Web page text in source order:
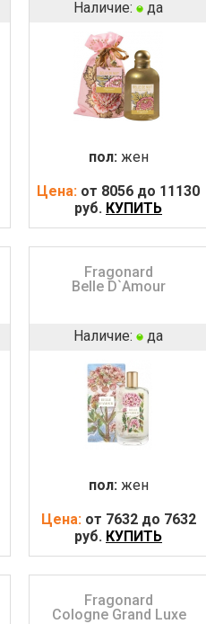
Наличие: да
пол: жен
Цена: от 8056 до 11130
руб. КУПИТЬ
Fragonard
Belle D`Amour
Наличие: да
пол: жен
Цена: от 7632 до 7632
руб. КУПИТЬ
Fragonard
Cologne Grand Luxe